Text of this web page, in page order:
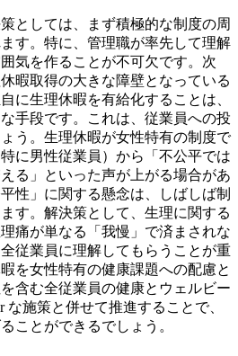
としては、まず積極的な制度の周
す。特に、管理職が率先して理解
気を作ることが不可欠です。次
暇取得の大きな障壁となっている
に生理休暇を有給化することは、
手段です。これは、従業員への投
う。生理休暇が女性特有の制度で
に男性従業員）から「不公平では
る」といった声が上がる場合があ
性」に関する懸念は、しばしば制
す。解決策として、生理に関する
痛が単なる「我慢」で済まされな
従業員に理解してもらうことが重
を女性特有の健康課題への配慮と
含む全従業員の健康とウェルビー
な施策と併せて推進することで、
ことができるでしょう。